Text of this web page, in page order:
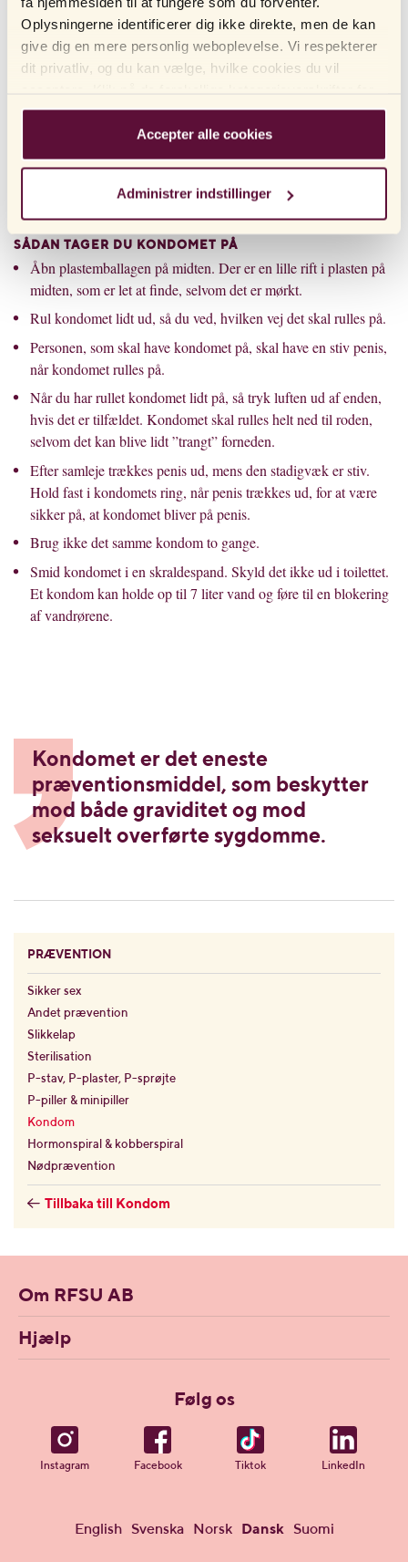
Oplysningerne identificerer dig ikke direkte, men de kan
give dig en mere personlig weboplevelse. Vi respekterer
dit privatliv, og du kan vælge, hvilke cookies du vil
at finde ud af mere og ændre vores standardindstillinger.
Bemærk venligst, at blokering af cookies kan påvirke din
oplevelse af hjemmesiden og de tjenester, vi tilbyder.
brugen af ​​cookies, kan du altid slette dem ved at
navigere til privatlivsindstillingerne i din browser.
Accepter alle cookies
Administrer indstillinger
glidecreme!Der produceres nemlig ikke en ”naturlig”
glidecreme. Analt samleje uden glidecreme indebærer en risiko
for, at kondomet går i stykker. Derudover vil mange synes, at det
føles dejligere med glidecreme.
Kondomet kan også blive ødelagt af usædvanlig meget kønshår
eller en skarp kønsbehåring samt hårstubbe, som kan lave et hul i
kondomet. Her kan du barbere håret væk i området nær roden af
SÅDAN TAGER DU KONDOMET PÅ
Åbn plastemballagen på midten. Der er en lille rift i plasten på
midten, som er let at finde, selvom det er mørkt.
Rul kondomet lidt ud, så du ved, hvilken vej det skal rulles på.
Personen, som skal have kondomet på, skal have en stiv penis,
når kondomet rulles på.
Når du har rullet kondomet lidt på, så tryk luften ud af enden,
hvis det er tilfældet. Kondomet skal rulles helt ned til roden,
selvom det kan blive lidt ”trangt” forneden.
Efter samleje trækkes penis ud, mens den stadigvæk er stiv.
Hold fast i kondomets ring, når penis trækkes ud, for at være
sikker på, at kondomet bliver på penis.
Brug ikke det samme kondom to gange.
Smid kondomet i en skraldespand. Skyld det ikke ud i toilettet.
Et kondom kan holde op til 7 liter vand og føre til en blokering
af vandrørene.
Kondomet er det eneste
præventionsmiddel, som beskytter
mod både graviditet og mod
seksuelt overførte sygdomme.
PRÆVENTION
Sikker sex
Andet prævention
Slikkelap
Sterilisation
P-stav, P-plaster, P-sprøjte
P-piller & minipiller
Kondom
Hormonspiral & kobberspiral
Nødprævention
Tillbaka till Kondom
Om RFSU AB
Hjælp
Følg os
Instagram Facebook Tiktok LinkedIn
English Svenska Norsk Dansk Suomi